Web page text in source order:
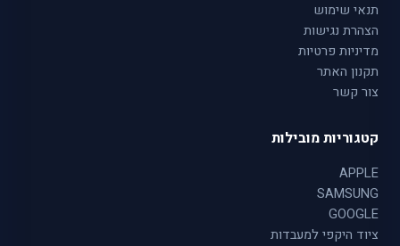
תנאי שימוש
הצהרת נגישות
מדיניות פרטיות
תקנון האתר
צור קשר
קטגוריות מובילות
APPLE
SAMSUNG
GOOGLE
ציוד היקפי למעבדות